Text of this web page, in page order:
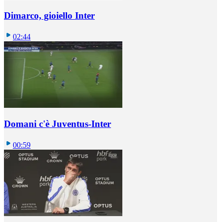
Dimarco, gioiello Inter
02:44
Domani c'è Juventus-Inter
00:59